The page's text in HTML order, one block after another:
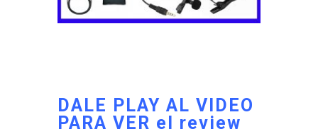
DALE PLAY AL VIDEO
PARA VER el review